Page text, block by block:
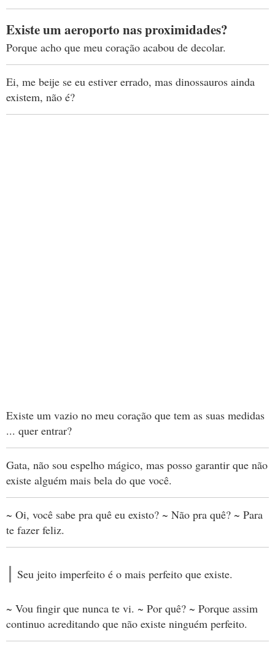
Existe um aeroporto nas proximidades?
Porque acho que meu coração acabou de decolar.
Ei, me beije se eu estiver errado, mas dinossauros ainda
existem, não é?
Existe um vazio no meu coração que tem as suas medidas
... quer entrar?
Gata, não sou espelho mágico, mas posso garantir que não
existe alguém mais bela do que você.
~ Oi, você sabe pra quê eu existo? ~ Não pra quê? ~ Para
te fazer feliz.
Seu jeito imperfeito é o mais perfeito que existe.
~ Vou fingir que nunca te vi. ~ Por quê? ~ Porque assim
continuo acreditando que não existe ninguém perfeito.